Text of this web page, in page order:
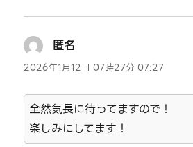
匿名
り:
2026年1月12日 07時27分 07:27
全然気長に待ってますので！
楽しみにしてます！